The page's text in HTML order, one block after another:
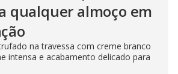
qualquer almoço em
na travessa com creme branco
intensa e acabamento delicado para